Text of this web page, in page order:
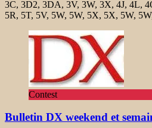
3C, 3D2, 3DA, 3V, 3W, 3X, 4J, 4L,
5R, 5T, 5V, 5W, 5W, 5X, 5X, 5W,
Contest
Bulletin DX weekend et